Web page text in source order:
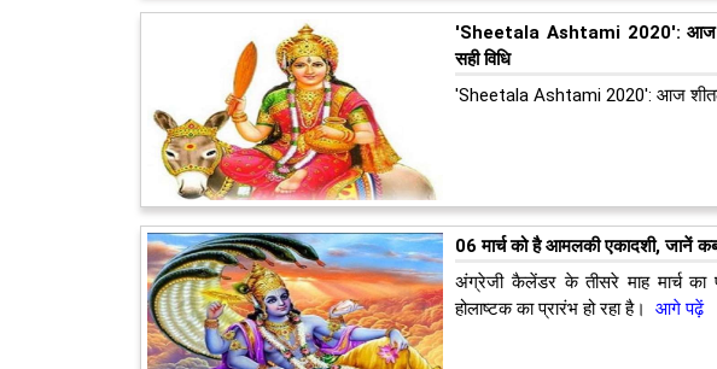
'Sheetala Ashtami 2020': आज है
सही विधि
'Sheetala Ashtami 2020': आज
06 मार्च को है आमलकी एकादशी, जानें
अंग्रेजी कैलेंडर के तीसरे माह मार्च का
होलाष्टक का प्रारंभ हो रहा है।
आगे पढ़ें